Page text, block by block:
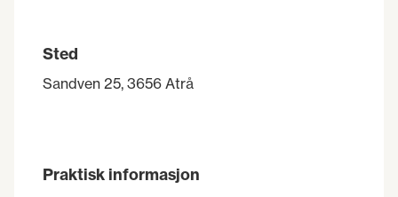
Sted
Sandven 25, 3656 Atrå
Praktisk informasjon